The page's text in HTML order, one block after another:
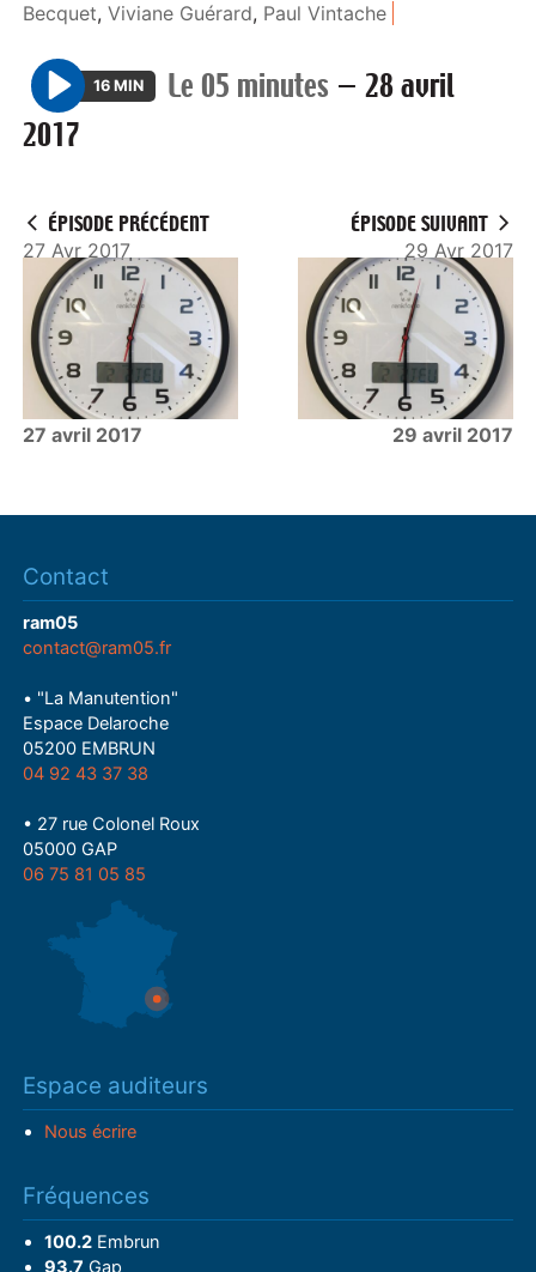
Becquet,Viviane Guérard, Paul Vintache
P
l
16 MIN Le 05 minutes — 28 avril
2017
ÉPISODE PRÉCÉDENT
27 Avr 2017
27 avril 2017
ÉPISODE SUIVANT
29 Avr 2017
29 avril 2017
Contact
ram05
contact@ram05.fr
• "La Manutention"
Espace Delaroche
05200 EMBRUN
04 92 43 37 38
• 27 rue Colonel Roux
05000 GAP
06 75 81 05 85
Espace auditeurs
Nous écrire
Fréquences
100.2Embrun
93.7 Gap